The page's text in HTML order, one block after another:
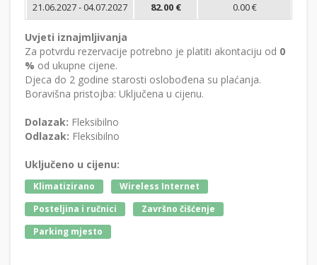
21.06.2027 - 04.07.2027
82.00 € 0.00 €
Uvjeti iznajmljivanja
Za potvrdu rezervacije potrebno je platiti akontaciju od 0
% od ukupne cijene.
Djeca do 2 godine starosti oslobođena su plaćanja.
Boravišna pristojba: Uključena u cijenu.
Dolazak: Fleksibilno
Odlazak: Fleksibilno
Uključeno u cijenu:
Klimatizirano
Wireless Internet
Posteljina i ručnici
Završno čišćenje
Parking mjesto